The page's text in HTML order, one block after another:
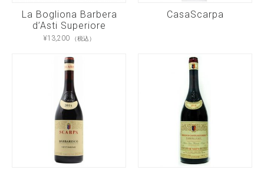
La Bogliona Barbera
d’Asti Superiore
¥13,200 （税込）
商
品
に
は
複
数
の
バ
リ
エ
ー
シ
ョ
CasaScarpa